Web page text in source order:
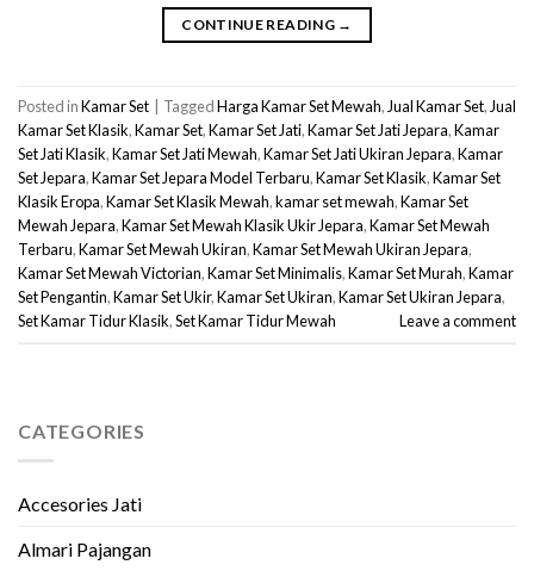
CONTINUE READING →
Posted inKamar Set TaggedHarga Kamar Set Mewah,Jual Kamar Set,Jual
Kamar Set Klasik,Kamar Set,Kamar Set Jati,Kamar Set Jati Jepara,Kamar
Set Jati Klasik,Kamar Set Jati Mewah,Kamar Set Jati Ukiran Jepara,Kamar
Set Jepara,Kamar Set Jepara Model Terbaru,Kamar Set Klasik,Kamar Set
Klasik Eropa,Kamar Set Klasik Mewah,kamar set mewah,Kamar Set
Mewah Jepara,Kamar Set Mewah Klasik Ukir Jepara,Kamar Set Mewah
Terbaru,Kamar Set Mewah Ukiran,Kamar Set Mewah Ukiran Jepara,
Kamar Set Mewah Victorian,Kamar Set Minimalis,Kamar Set Murah,Kamar
Set Pengantin,Kamar Set Ukir,Kamar Set Ukiran,Kamar Set Ukiran Jepara,
Set Kamar Tidur Klasik,Set Kamar Tidur Mewah Leave a comment
CATEGORIES
Accesories Jati
Almari Pajangan